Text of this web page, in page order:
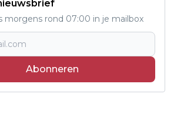
morgens rond 07:00 in je mailbox
Abonneren